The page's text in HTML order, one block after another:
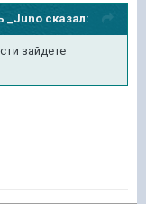
_Juno сказал:
зайдете